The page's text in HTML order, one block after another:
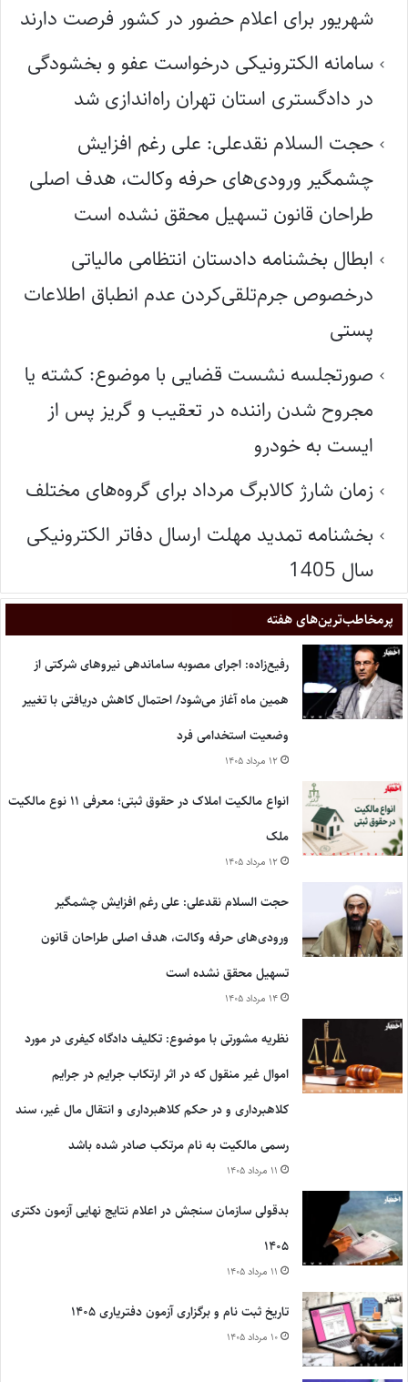
شهریور برای اعلام حضور در کشور فرصت دارند
سامانه الکترونیکی درخواست عفو و بخشودگی
در دادگستری استان تهران راه‌اندازی شد
حجت السلام نقدعلی: علی رغم افزایش
چشمگیر ورودی‌های حرفه وکالت، هدف اصلی
طراحان قانون تسهیل محقق نشده است
ابطال بخشنامه دادستان انتظامی مالیاتی
درخصوص جرم‌تلقی‌کردن عدم انطباق اطلاعات
پستی
صورتجلسه نشست قضایی با موضوع: کشته یا
مجروح شدن راننده در تعقیب و گریز پس از
ایست به خودرو
زمان شارژ کالابرگ مرداد برای گروه‌های مختلف
بخشنامه تمدید مهلت ارسال دفاتر الکترونیکی
سال 1405
پر‌مخاطب‌ترین‌های هفته
رفیع‌زاده: اجرای مصوبه ساماندهی نیروهای شرکتی از
همین ماه آغاز می‌شود/ احتمال کاهش دریافتی با تغییر
وضعیت استخدامی فرد
۱۲ مرداد ۱۴۰۵
انواع مالکیت املاک در حقوق ثبتی؛ معرفی ۱۱ نوع مالکیت
ملک
۱۲ مرداد ۱۴۰۵
حجت السلام نقدعلی: علی رغم افزایش چشمگیر
ورودی‌های حرفه وکالت، هدف اصلی طراحان قانون
تسهیل محقق نشده است
۱۴ مرداد ۱۴۰۵
نظریه مشورتی با موضوع: تکلیف دادگاه کیفری در مورد
اموال غیر منقول که در اثر ارتکاب جرایم در جرایم
کلاهبرداری و در حکم کلاهبرداری و انتقال مال غیر، سند
رسمی مالکیت به نام مرتکب صادر شده باشد
۱۱ مرداد ۱۴۰۵
بدقولی سازمان سنجش در اعلام نتایج نهایی آزمون دکتری
۱۴۰۵
۱۱ مرداد ۱۴۰۵
تاریخ ثبت نام و برگزاری آزمون دفتریاری ۱۴۰۵
۱۰ مرداد ۱۴۰۵